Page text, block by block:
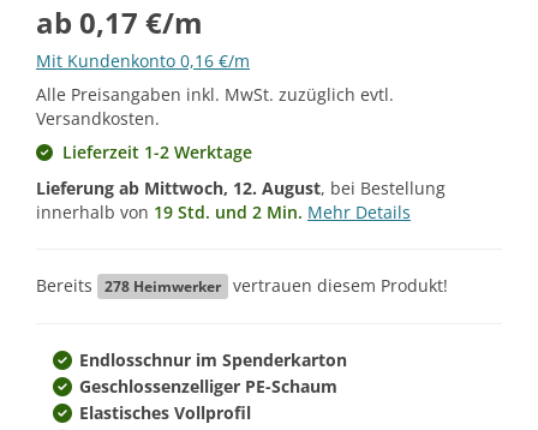
ab 0,17 €/m
Mit Kundenkonto 0,16 €/m
Alle Preisangaben inkl. MwSt. zuzüglich evtl.
Versandkosten.
Lieferzeit 1-2 Werktage
Lieferung ab Mittwoch, 12. August, bei Bestellung
innerhalb von 19 Std. und 2 Min. Mehr Details
Bereits 278 Heimwerker vertrauen diesem Produkt!
Endlosschnur im Spenderkarton
Geschlossenzelliger PE-Schaum
Elastisches Vollprofil